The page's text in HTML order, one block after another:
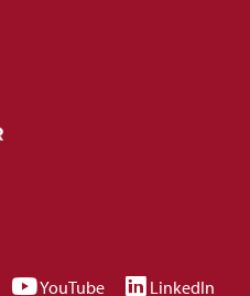
YouTube LinkedIn